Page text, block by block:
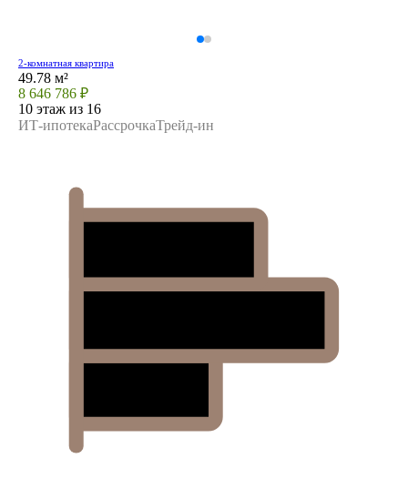
2-комнатная квартира
49.78 м²
8 646 786 ₽
10 этаж из 16
ИТ-ипотекаРассрочкаТрейд-ин